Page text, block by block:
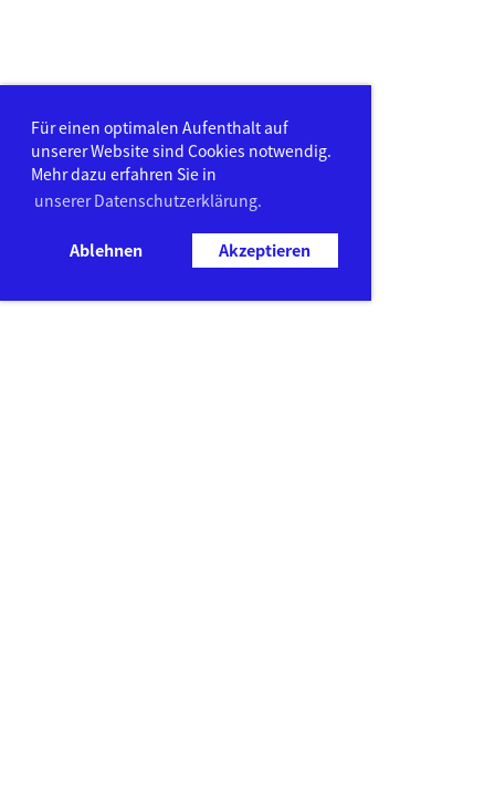
Für einen optimalen Aufenthalt auf
unserer Website sind Cookies notwendig.
Mehr dazu erfahren Sie in
unserer Datenschutzerklärung.
Ablehnen Akzeptieren